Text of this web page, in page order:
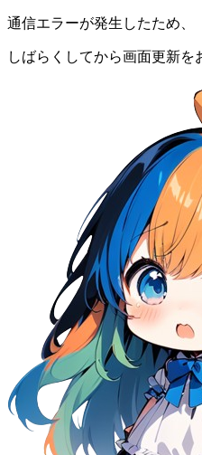
通信エラーが発生したため、
しばらくしてから画面更新を